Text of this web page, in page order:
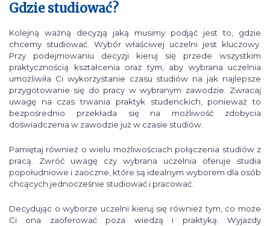
Gdzie studiować?
Kolejną ważną decyzją jaką musimy podjąć jest to, gdzie
chcemy studiować. Wybór właściwej uczelni jest kluczowy.
Przy podejmowaniu decyzji kieruj się przede wszystkim
praktycznością kształcenia oraz tym, aby wybrana uczelnia
umożliwiła Ci wykorzystanie czasu studiów na jak najlepsze
przygotowanie się do pracy w wybranym zawodzie. Zwracaj
uwagę na czas trwania praktyk studenckich, ponieważ to
bezpośrednio przekłada się na możliwość zdobycia
doświadczenia w zawodzie już w czasie studiów.
Pamiętaj również o wielu możliwościach połączenia studiów z
pracą. Zwróć uwagę czy wybrana uczelnia oferuje studia
popołudniowe i zaoczne, które są idealnym wyborem dla osób
chcących jednocześnie studiować i pracować.
Decydując o wyborze uczelni kieruj się również tym, co może
Ci ona zaoferować poza wiedzą i praktyką. Wyjazdy